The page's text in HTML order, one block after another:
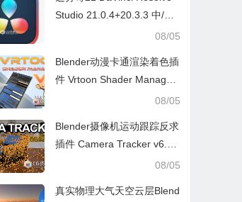
Studio 21.0.4+20.3.3 中/英
08/05
Blender动漫卡通渲染着色插
件 Vrtoon Shader Manager
08/05
Blender摄像机运动跟踪反求
插件 Camera Tracker v6.0.
08/05
真实物理大气天空云层Blend